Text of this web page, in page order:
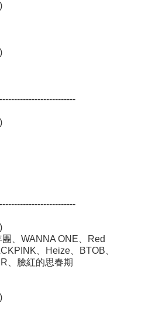
、WANNA ONE、Red
、Heize、BTOB、
、臉紅的思春期